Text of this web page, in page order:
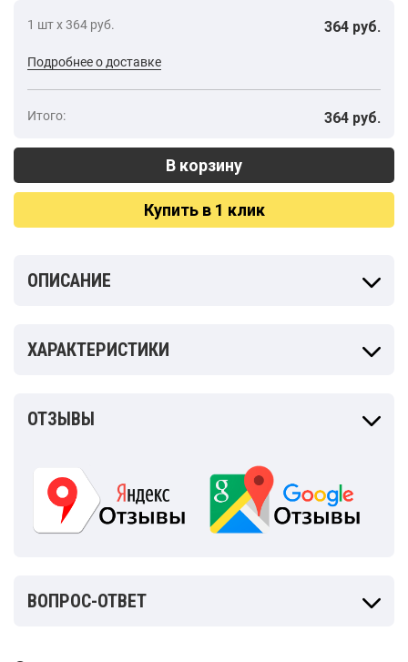
1 шт х 364 руб. 364 руб.
Подробнее о доставке
Итого: 364 руб.
Купить в 1 клик
ОПИСАНИЕ
ХАРАКТЕРИСТИКИ
ОТЗЫВЫ
ВОПРОС-ОТВЕТ